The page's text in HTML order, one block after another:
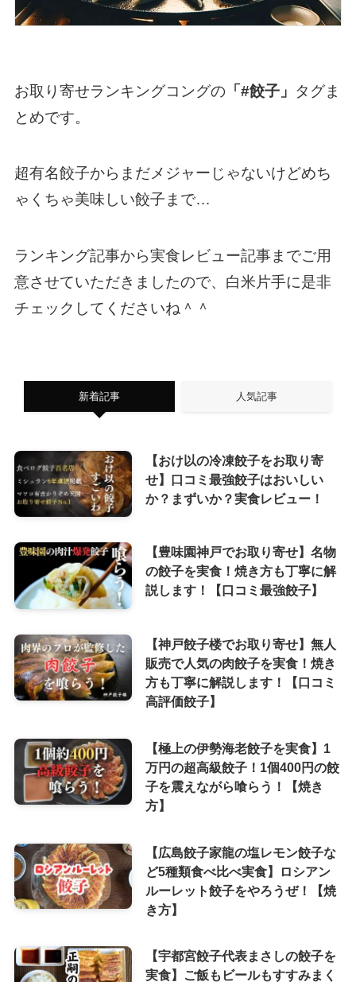
お取り寄せランキングコングの「#餃子」 タグま
とめです。
超有名餃子からまだメジャーじゃないけどめち
ゃくちゃ美味しい餃子まで…
ランキング記事から実食レビュー記事までご用
意させていただきましたので、白米片手に是非
チェックしてくださいね＾＾
新着記事 人気記事
【おけ以の冷凍餃子をお取り寄
せ】口コミ最強餃子はおいしい
か？まずいか？実食レビュー！
【豊味園神戸でお取り寄せ】名物
の餃子を実食！焼き方も丁寧に解
説します！【口コミ最強餃子】
【神戸餃子楼でお取り寄せ】無人
販売で人気の肉餃子を実食！焼き
方も丁寧に解説します！【口コミ
高評価餃子】
【極上の伊勢海老餃子を実食】1
万円の超高級餃子！1個400円の餃
子を震えながら喰らう！【焼き
方】
【広島餃子家龍の塩レモン餃子な
ど5種類食べ比べ実食】ロシアン
ルーレット餃子をやろうぜ！【焼
き方】
【宇都宮餃子代表まさしの餃子を
実食】ご飯もビールもすすみまく